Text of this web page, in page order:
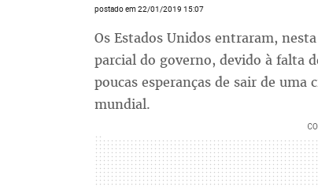
postado em 22/01/2019 15:07
Os Estados Unidos entraram,
parcial do governo, devido à falta
poucas esperanças de sair de
mundial.